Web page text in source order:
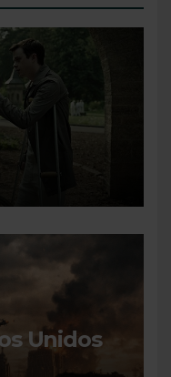
Unidos